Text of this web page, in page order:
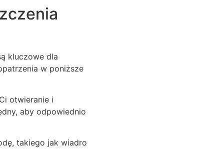
kluczowe dla
w poniższe
otwieranie i
aby odpowiednio
takiego jak wiadro